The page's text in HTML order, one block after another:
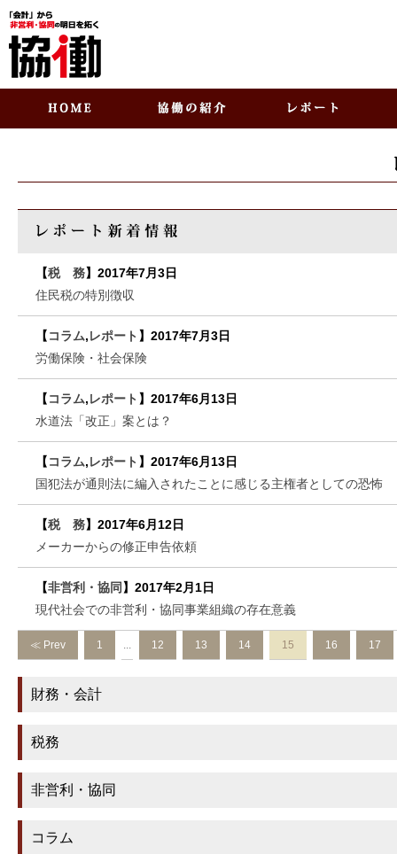
【税 務】 2017年7月3日
住民税の特別徴収
【コラム,レポート 】 2017年7月3日
労働保険・社会保険
【コラム,レポート 】 2017年6月13日
水道法「改正」案とは？
【コラム,レポート 】 2017年6月13日
国犯法が通則法に編入されたことに感じる主権者としての恐怖
【税 務】 2017年6月12日
メーカーからの修正申告依頼
【非営利・協同 】 2017年2月1日
現代社会での非営利・協同事業組織の存在意義
≪ Prev 1 ... 12 13 14 15 16 17
財務・会計
税務
非営利・協同
コラム